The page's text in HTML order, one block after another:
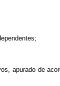
apurado de